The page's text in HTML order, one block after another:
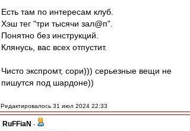
Есть там по интересам клуб.
Хэш тег "три тысячи зал@п".
Понятно без инструкций.
Клянусь, вас всех отпустит.
Чисто экспромт, сори))) серьезные вещи не
пишутся под шардоне))
Редактировалось 31 июл 2024 22:33
RuFFiaN -